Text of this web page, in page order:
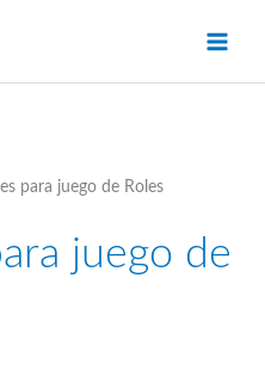
para juego de Roles
juego de